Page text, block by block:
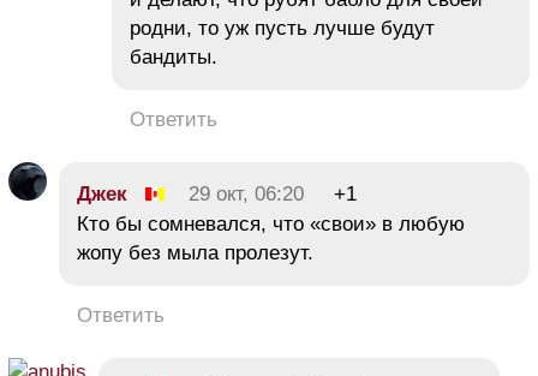
родни, то уж пусть лучше будут
бандиты.
Ответить
Джек 29 окт, 06:20
+1
Кто бы сомневался, что «свои» в любую
жoпу без мыла пролезут.
Ответить